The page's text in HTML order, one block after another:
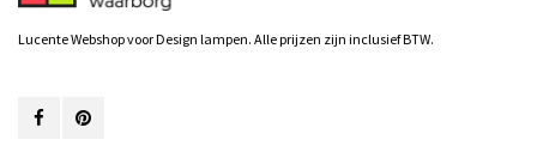
Lucente Webshop voor Design lampen. Alle prijzen zijn inclusief BTW.